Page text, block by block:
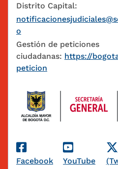
Distrito Capital:
o
Gestión de peticiones
ciudadanas: https://
peticion
Redes Sociales
Facebook YouTube